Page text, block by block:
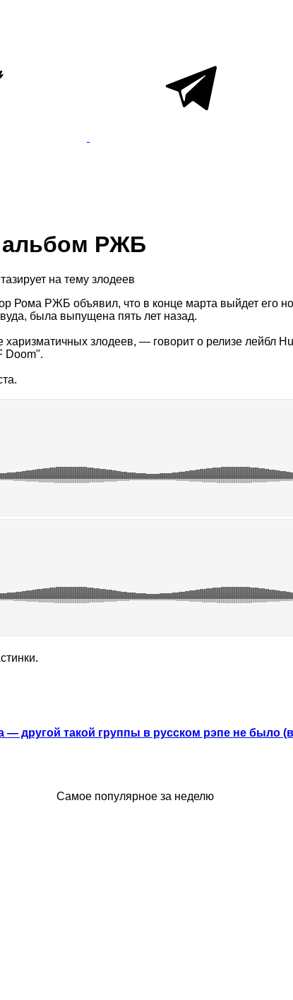
альбом РЖБ
на тему злодеев
Рома РЖБ объявил, что в конце марта выйдет
была выпущена пять лет назад.
злодеев, — говорит о релизе лейбл
Doom".
— другой такой группы в русском рэпе не было
Самое популярное за неделю